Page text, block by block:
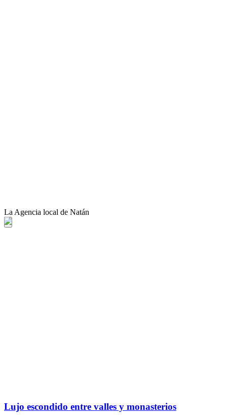
La Agencia local de Natán
Lujo escondido entre valles y monasterios